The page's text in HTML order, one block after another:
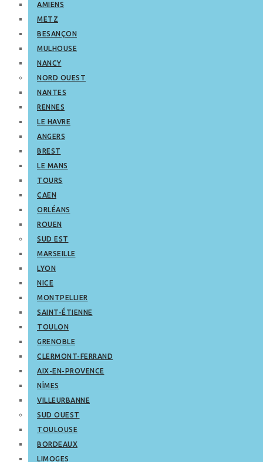
AMIENS
METZ
BESANÇON
MULHOUSE
NANCY
NORD OUEST
NANTES
RENNES
LE HAVRE
ANGERS
BREST
LE MANS
TOURS
CAEN
ORLÉANS
ROUEN
SUD EST
MARSEILLE
LYON
NICE
MONTPELLIER
SAINT-ÉTIENNE
TOULON
GRENOBLE
CLERMONT-FERRAND
AIX-EN-PROVENCE
NÎMES
VILLEURBANNE
SUD OUEST
TOULOUSE
BORDEAUX
LIMOGES